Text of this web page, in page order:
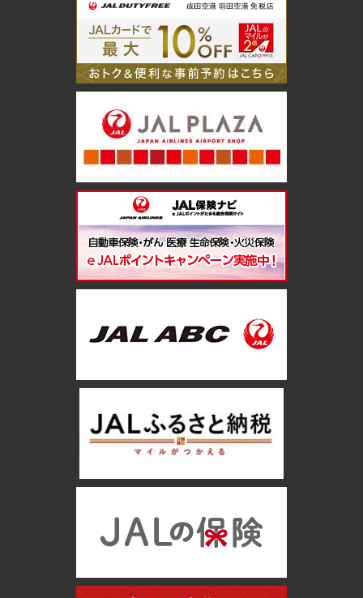
着予定日から30日以内の変更・キャンセルにつきましては、初回
でもUS$99の手数料、2回目は一律US$99の手数料を申し受けま
す。不泊の場合もUS$99の手数料を申し受けます。 ご予約の日程
および泊数の変更をする場合には、一度キャンセルのうえ、改め
てご予約をお取り直しとなります。 ご予約とチェックインの際は
クレジットカードが必要となり、付帯費用はすべてお客様のご負
担となります。 ご予約の際、お電話にてクレジットカード情報を
お伺いいたします。予めご了承ください。 ご予約の際に、ご宿泊
されるお客様全員のフルネーム（お子様を含む）のご登録が必要
となります。 ご予約は空室状況次第となりますので、お早めにご
予約ください。 GW、夏休み、年末年始を含む繁忙期につきまし
ては、ご希望に添えない場合がございます。予めご了承くださ
い。 航空運賃、交通費、その他の追加費用はお客様自身のご負
担となります。 駐車場をご利用の場合は、駐車料金として1泊US
$48を現地でお支払いいただきます。 本賞品はMVCIジャパンが主
ン、レイトチェックアウト、客室の無料アップグレード、ラウン
ジのご利用保証、無料朝食などのMarriott Bonvoy®エリート会
合がございます。余裕を持ってご自身で申請いただきますようお
追加、削除、変更する権利を保有します。
＜賞品の譲渡＞ 当選賞品の交換・変更・換金・譲渡は一切でき
ご連絡いたします。 当選者の住所・転居先不明、長期滞在などに
より、ご連絡がつかない場合、当選を無効とさせていただきま